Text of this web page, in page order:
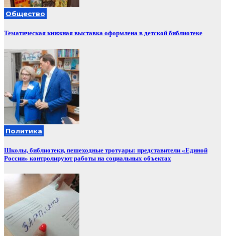
Общество
Тематическая книжная выставка оформлена в детской библиотеке
Политика
Школы, библиотеки, пешеходные тротуары: представители «Единой
России» контролируют работы на социальных объектах